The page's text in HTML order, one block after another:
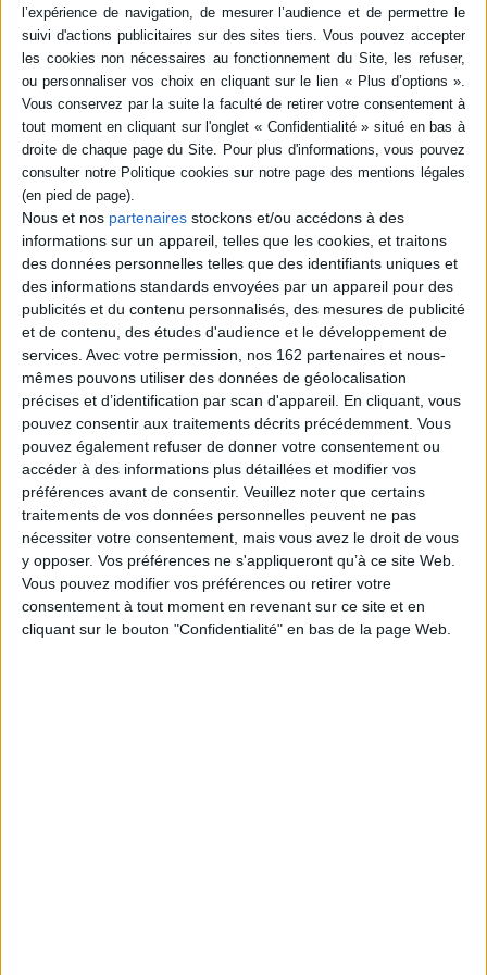
Nous et nos partenaires stockons et/ou accédons à des
informations sur un appareil, telles que les cookies, et traitons
des données personnelles telles que des identifiants uniques et
des informations standards envoyées par un appareil pour des
publicités et du contenu personnalisés, des mesures de publicité
et de contenu, des études d'audience et le développement de
services. Avec votre permission, nos 162 partenaires et nous-
mêmes pouvons utiliser des données de géolocalisation
précises et d’identification par scan d'appareil. En cliquant, vous
pouvez consentir aux traitements décrits précédemment. Vous
pouvez également refuser de donner votre consentement ou
accéder à des informations plus détaillées et modifier vos
préférences avant de consentir. Veuillez noter que certains
traitements de vos données personnelles peuvent ne pas
nécessiter votre consentement, mais vous avez le droit de vous
y opposer. Vos préférences ne s'appliqueront qu’à ce site Web.
Vous pouvez modifier vos préférences ou retirer votre
consentement à tout moment en revenant sur ce site et en
cliquant sur le bouton "Confidentialité" en bas de la page Web.
La famille Vieillepierre. Arthur et la corde d'or
Auteur :Joe Todd-Stanton
Éditeur :Sarbacane
Arthur, jeune Islandais, aime s'aventurer dans
la forêt pour en rapporter des objets magiques.
Un jour, du haut d'un arbre, il voit un
qui réchauffe les habitants du village pendant
les mois d'hiver. Atrix, la doyenne, confie à
Arthur la mission d'aller chercher le dieu de la
foudre, le seul capable de rallumer le feu, de
l'autre côté de la mer. ©Elec...
14,50 €
En stock
AJOUTER AU PANIER
Le feuilleton d'Hermès : la mythologie
grecque en cent épisodes
Auteur :
Renouant avec la tradition orale, l'auteur
présente les épisodes fondateurs de la
mythologie grecque en prenant le parti des
émotions et des passions. Chaque épisode est
conçu individuellement mais laisse planer le
suspense sur la suite des aventures d'Hermès,
naviguant dans l'Olympe à la découverte des